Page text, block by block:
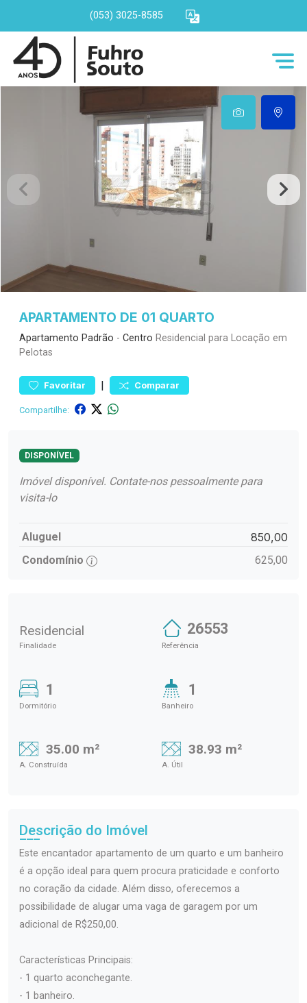
(053) 3025-8585
APARTAMENTO DE 01 QUARTO
Apartamento Padrão - Centro Residencial para Locação em
Pelotas
Favoritar | Comparar
Compartilhe:
DISPONÍVEL
Imóvel disponível. Contate-nos pessoalmente para
visita-lo
Aluguel 850,00
Condomínio 625,00
Residencial
Finalidade
26553
Referência
1
Dormitório
1
Banheiro
35.00 m²
A. Construída
38.93 m²
A. Útil
Descrição do Imóvel
Este encantador apartamento de um quarto e um banheiro
é a opção ideal para quem procura praticidade e conforto
no coração da cidade. Além disso, oferecemos a
possibilidade de alugar uma vaga de garagem por um
adicional de R$250,00.
Características Principais:
- 1 quarto aconchegante.
- 1 banheiro.